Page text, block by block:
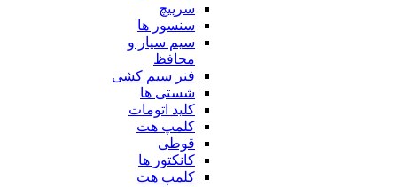
سرپیچ
سنسور ها
سیم سیار و
محافظ
فنر سیم کشی
شستی ها
کلید اتومات
کلمپ هت
قوطی
کانکتور ها
کلمپ هت